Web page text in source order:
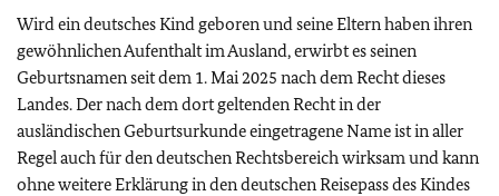
Wird ein deutsches Kind geboren und seine Eltern haben ihren
gewöhnlichen Aufenthalt im Ausland, erwirbt es seinen
Geburtsnamen seit dem 1. Mai 2025 nach dem Recht dieses
Landes. Der nach dem dort geltenden Recht in der
ausländischen Geburtsurkunde eingetragene Name ist in aller
Regel auch für den deutschen Rechtsbereich wirksam und kann
ohne weitere Erklärung in den deutschen Reisepass des Kindes